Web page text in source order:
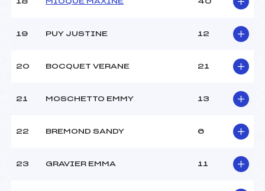
18 MIOQUE MAXINE 40
19 PUY JUSTINE 12
20 BOCQUET VERANE 21
21 MOSCHETTO EMMY 13
22 BREMOND SANDY 6
23 GRAVIER EMMA 11